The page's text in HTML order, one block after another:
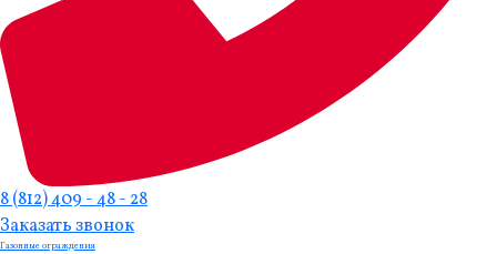
8 (812) 409 - 48 - 28
Заказать звонок
Газонные ограждения